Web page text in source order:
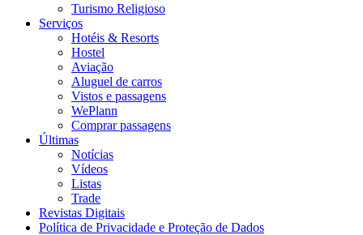
Turismo Religioso
Serviços
Hotéis & Resorts
Hostel
Aviação
Aluguel de carros
Vistos e passagens
WePlann
Comprar passagens
Últimas
Notícias
Vídeos
Listas
Trade
Revistas Digitais
Política de Privacidade e Proteção de Dados